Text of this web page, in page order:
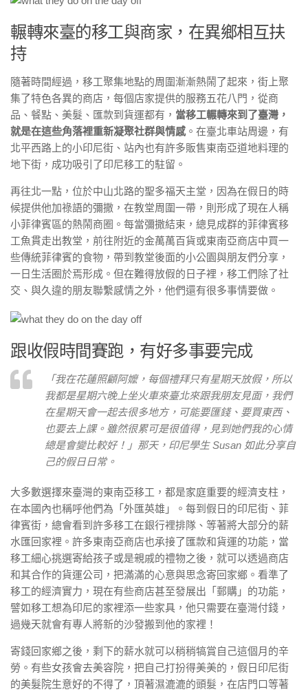
輾轉來臺的移工與商家，在異鄉相互扶
持
隨著時間經過，移工聚集地點的周圍漸漸熱鬧了起來，街上聚
集了特色各異的商店，每個店家提供的服務五花八門，從商
品、餐點、美髮、匯款到貨運都有， 當移工輾轉來到了臺灣，
就是在這些角落裡重新凝聚社群與情感。在臺北車站周邊，有
北平西路上的小印尼街、站內也有許多販售東南亞道地料理的
地下街，成功吸引了印尼移工的駐留。
再往北一點，位於中山北路的聖多福天主堂，因為在假日的時
候提供他加祿語的彌撒，在教堂周圍一帶，則形成了現在人稱
小菲律賓區的熱鬧商圈。每當彌撒結束，總見成群的菲律賓移
工魚貫走出教堂，前往附近的金萬萬百貨或東南亞商店中買一
些傳統菲律賓的食物，帶到教堂後面的小公園與朋友們分享，
一日生活圈於焉形成。但在難得放假的日子裡，移工們除了社
交、與久違的朋友聯繫感情之外，他們還有很多事情要做。
跟收假時間賽跑，有好多事要完成
「我在花蓮照顧阿嬤，每個禮拜只有星期天放假，所以
我都是星期六晚上坐火車來臺北來跟我朋友見面，我們
在星期天會一起去很多地方，可能要匯錢、要買東西、
也要去上課。雖然很累可是很值得，見到她們我的心情
總是會變比較好！」那天，印尼學生 Susan 如此分享自
己的假日日常。
大多數選擇來臺灣的東南亞移工，都是家庭重要的經濟支柱，
在本國內也稱呼他們為「外匯英雄」。每到假日的印尼街、菲
律賓街，總會看到許多移工在銀行裡排隊、等著將大部分的薪
水匯回家裡。許多東南亞商店也承接了匯款和貨運的功能，當
移工細心挑選寄給孩子或是親戚的禮物之後，就可以透過商店
和其合作的貨運公司，把滿滿的心意與思念寄回家鄉。看準了
移工的經濟實力，現在有些商店甚至發展出「郵購」的功能，
譬如移工想為印尼的家裡添一些家具，他只需要在臺灣付錢，
過幾天就會有專人將新的沙發搬到他的家裡！
寄錢回家鄉之後，剩下的薪水就可以稍稍犒賞自己這個月的辛
勞。有些女孩會去美容院，把自己打扮得美美的，假日印尼街
的美髮院生意好的不得了，頂著濕漉漉的頭髮，在店門口等著